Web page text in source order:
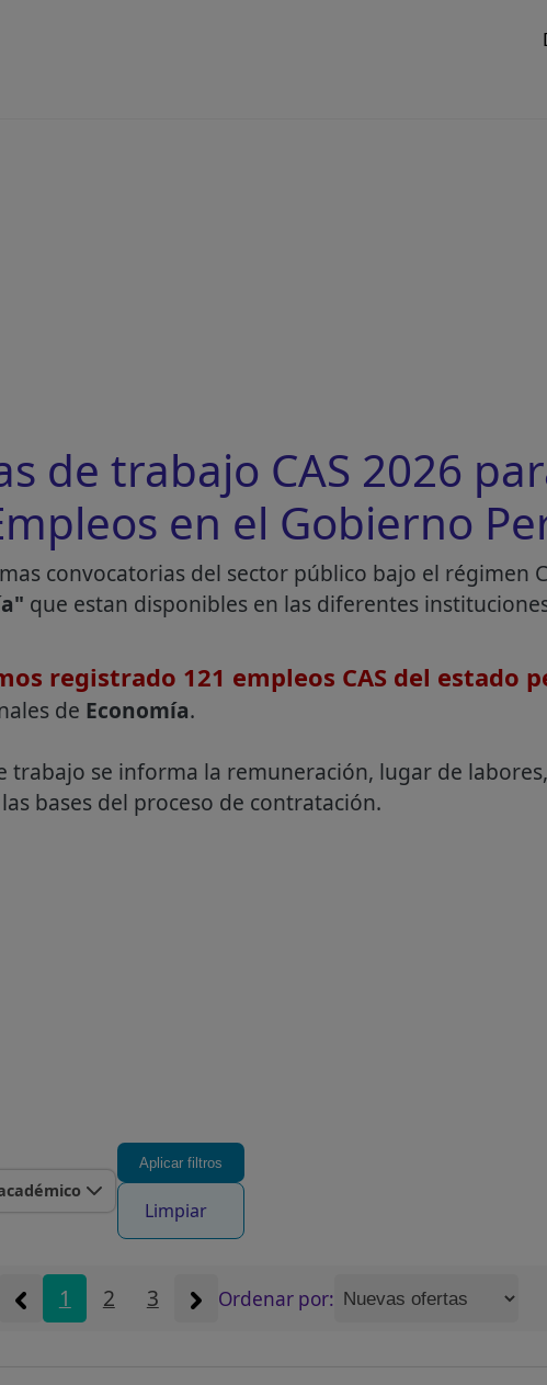
de trabajo CAS 2026
en el Gobierno
convocatorias del sector público bajo el régimen
que estan disponibles en las diferentes
registrado 121 empleos CAS del estado
de Economía.
trabajo se informa la remuneración, lugar de
bases del proceso de contratación.
Aplicar filtros
Limpiar
1 2 3 Ordenar por: